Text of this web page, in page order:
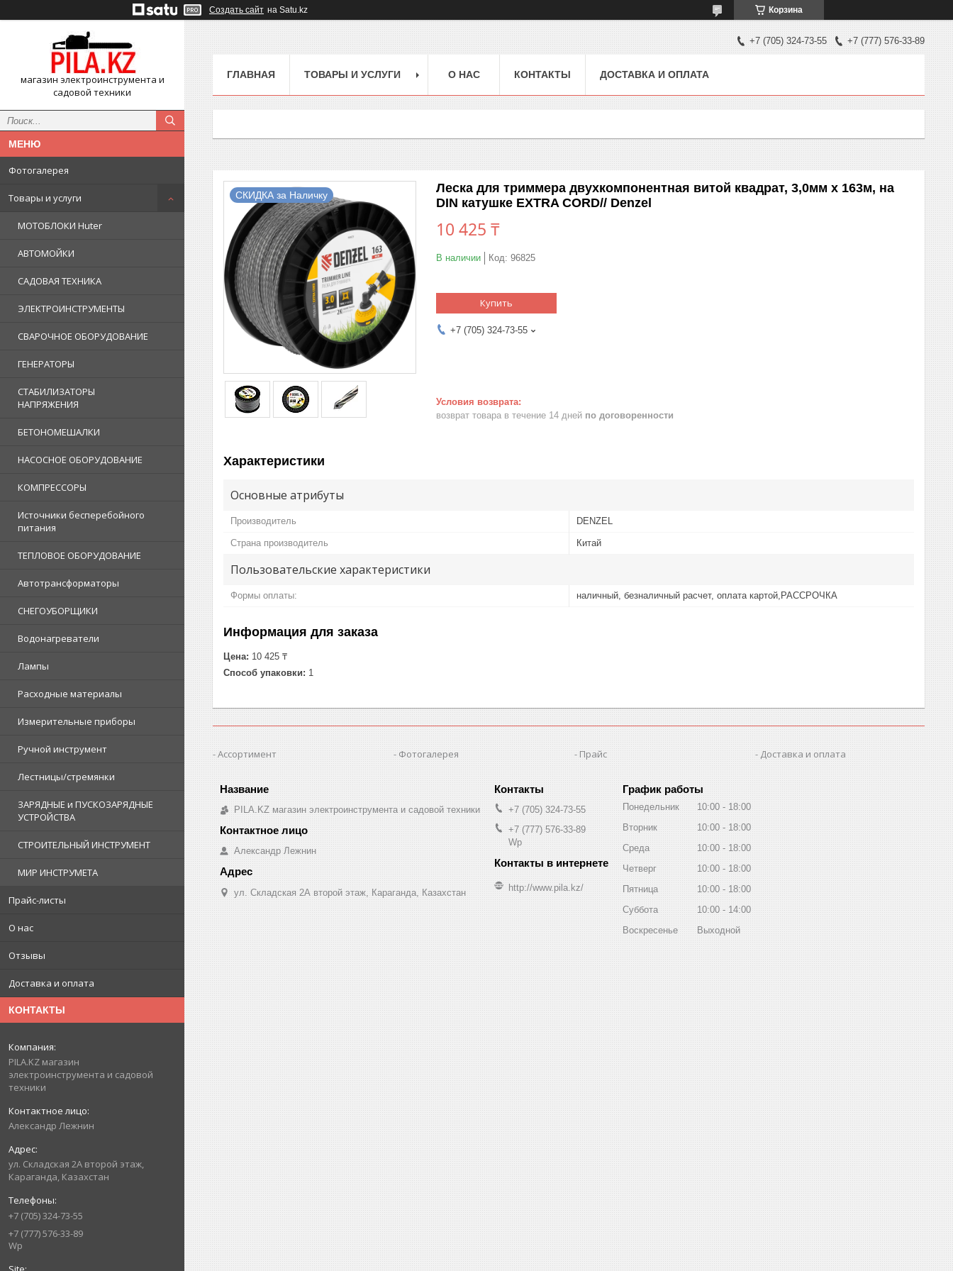
Создать сайт на Satu.kz Корзина
магазин электроинструмента и
садовой техники
Фотогалерея
Товары и услуги
МОТОБЛОКИ Huter
АВТОМОЙКИ
САДОВАЯ ТЕХНИКА
ЭЛЕКТРОИНСТРУМЕНТЫ
СВАРОЧНОЕ ОБОРУДОВАНИЕ
ГЕНЕРАТОРЫ
СТАБИЛИЗАТОРЫ
НАПРЯЖЕНИЯ
БЕТОНОМЕШАЛКИ
НАСОСНОЕ ОБОРУДОВАНИЕ
КОМПРЕССОРЫ
Источники бесперебойного
питания
ТЕПЛОВОЕ ОБОРУДОВАНИЕ
Автотрансформаторы
СНЕГОУБОРЩИКИ
Водонагреватели
Лампы
Расходные материалы
Измерительные приборы
Ручной инструмент
Лестницы/стремянки
ЗАРЯДНЫЕ и ПУСКОЗАРЯДНЫЕ
УСТРОЙСТВА
СТРОИТЕЛЬНЫЙ ИНСТРУМЕНТ
МИР ИНСТРУМЕТА
Прайс-листы
О нас
Отзывы
Доставка и оплата
КОНТАКТЫ
PILA.KZ магазин
электроинструмента и садовой
техники
Александр Лежнин
ул. Складская 2А второй этаж,
Караганда, Казахстан
+7 (705) 324-73-55
+7 (777) 576-33-89
Wp
+7 (705) 324-73-55 +7 (777) 576-33-89
ГЛАВНАЯ ТОВАРЫ И УСЛУГИ О НАС КОНТАКТЫ ДОСТАВКА И ОПЛАТА
СКИДКА за Наличку
Леска для триммера двухкомпонентная витой квадрат, 3,0мм х 163м, на
DIN катушке EXTRA CORD// Denzel
10 425 ₸
В наличии Код: 96825
Купить
+7 (705) 324-73-55
возврат товара в течение 14 дней по договоренности
Характеристики
Основные атрибуты
Производитель DENZEL
Страна производитель Китай
Пользовательские характеристики
Формы оплаты: наличный, безналичный расчет, оплата картой,РАССРОЧКА
Информация для заказа
Цена: 10 425 ₸
Способ упаковки: 1
Ассортимент Фотогалерея Прайс Доставка и оплата
PILA.KZ магазин электроинструмента и садовой техники
Александр Лежнин
ул. Складская 2А второй этаж, Караганда, Казахстан
+7 (705) 324-73-55
+7 (777) 576-33-89
Wp
http://www.pila.kz/
График работы
Понедельник 10:00
18:00
Вторник
10:00
18:00
Среда
10:00
18:00
Четверг
10:00
18:00
Пятница
10:00
18:00
Суббота
10:00
14:00
Воскресенье
Выходной